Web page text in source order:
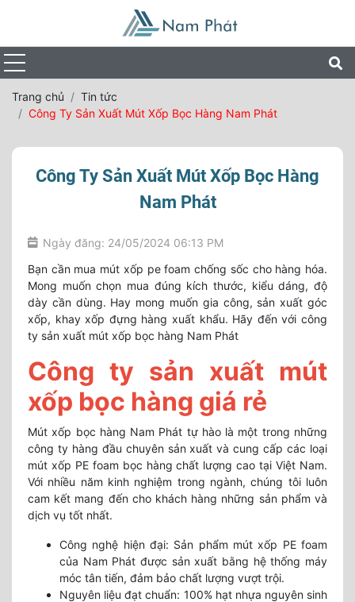
Trang chủ
Tin tức
Công Ty Sản Xuất Mút Xốp Bọc Hàng Nam Phát
Công Ty Sản Xuất Mút Xốp Bọc Hàng
Nam Phát
Ngày đăng: 24/05/2024 06:13 PM
Bạn cần mua mút xốp pe foam chống sốc cho hàng hóa.
Mong muốn chọn mua đúng kích thước, kiểu dáng, độ
dày cần dùng. Hay mong muốn gia công, sản xuất góc
xốp, khay xốp đựng hàng xuất khẩu. Hãy đến với công
ty sản xuất mút xốp bọc hàng Nam Phát
Công ty sản xuất mút
xốp bọc hàng giá rẻ
Mút xốp bọc hàng Nam Phát tự hào là một trong những
công ty hàng đầu chuyên sản xuất và cung cấp các loại
mút xốp PE foam bọc hàng chất lượng cao tại Việt Nam.
Với nhiều năm kinh nghiệm trong ngành, chúng tôi luôn
cam kết mang đến cho khách hàng những sản phẩm và
dịch vụ tốt nhất.
Công nghệ hiện đại: Sản phẩm mút xốp PE foam
của Nam Phát được sản xuất bằng hệ thống máy
móc tân tiến, đảm bảo chất lượng vượt trội.
Nguyên liệu đạt chuẩn: 100% hạt nhựa nguyên sinh